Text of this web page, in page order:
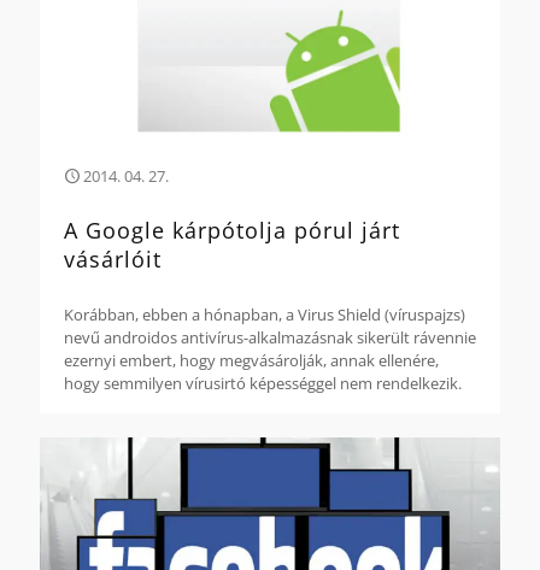
2014. 04. 27.
A Google kárpótolja pórul járt
vásárlóit
Korábban, ebben a hónapban, a Virus Shield (víruspajzs)
nevű androidos antivírus-alkalmazásnak sikerült rávennie
ezernyi embert, hogy megvásárolják, annak ellenére,
hogy semmilyen vírusirtó képességgel nem rendelkezik.